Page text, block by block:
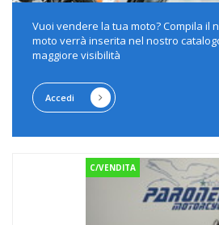
Vuoi vendere la tua moto? Compila il
moto verrà inserita nel nostro
maggiore visibilità
Accedi
C/VENDITA